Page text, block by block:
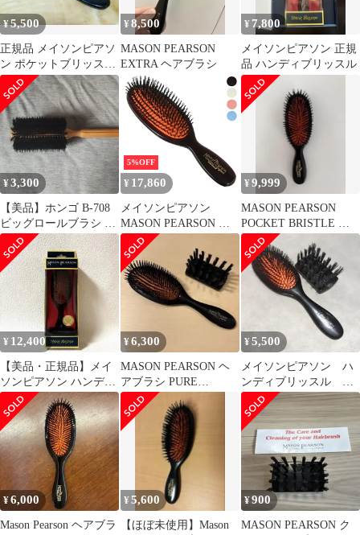
¥5,500
正規品 メイソンピアソ
ン ポケットブリッスル
ダーク・ルビー
¥8,500
MASON PEARSON
EXTRA ヘアブラシ
¥ 7,800
メイソンピアソン 正規
品 ハンディブリッスル
¥3,300
【美品】ホンゴ B-708
ビッグロールブラシ ヘ
アブラシ HONGO
5%OFF
¥ 17,860
メイソンピアソン
MASON PEARSON ヘ
アブラシ POCKET
BRISTLE [ポケットブ
リッスル] B4【英国】
¥9,999
MASON PEARSON
POCKET BRISTLE ヘ
アブラシ 櫛
¥ 12,400
【美品・正規品】メイ
ソンピアソン ハンディ
ブリッスル 猪毛100%
ヘアブラシ
¥6,300
MASON PEARSON ヘ
アブラシ PURE
BRISTLE
¥5,500
メイソンピアソン ハ
ンディブリッスル ダ
ーク・ルビー送料無料
¥6,000
Mason Pearson ヘアブラ
¥5,600
【ほぼ未使用】Mason
¥900
MASON PEARSON ク